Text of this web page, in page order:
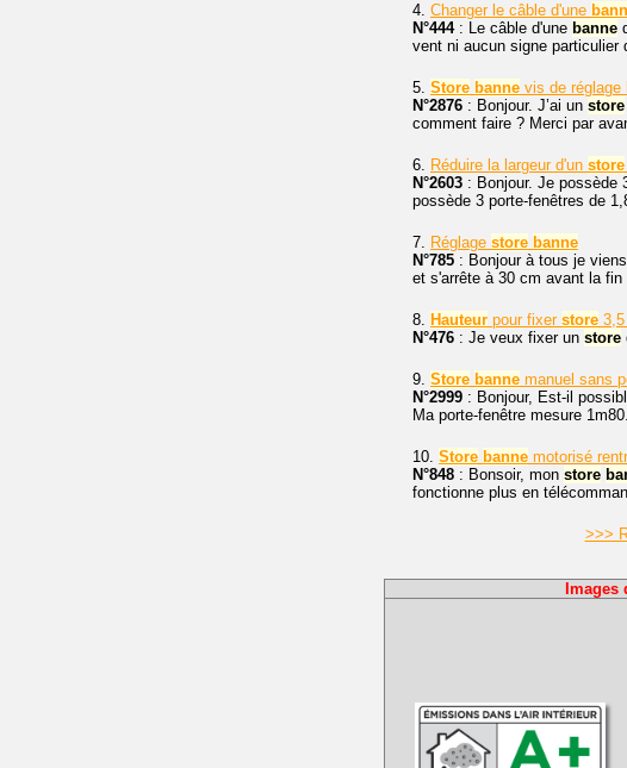
4. Changer le câble d'une
N°444: Le câble d'une banne
vent ni aucun signe particulier
5. Store banne vis de réglage
N°2876 : Bonjour. J’ai un store
comment faire ? Merci par
6. Réduire la largeur d'un store
N°2603 : Bonjour. Je possède
possède 3 porte-fenêtres de
7. Réglage store banne
N°785 : Bonjour à tous je
et s'arrête à 30 cm avant la
8. Hauteur pour fixer store
N°476 : Je veux fixer un store
9. Store banne manuel sans
N°2999 : Bonjour, Est-il
Ma porte-fenêtre mesure
10. Store banne motorisé
N°848 : Bonsoir, mon store
fonctionne plus en
>>>